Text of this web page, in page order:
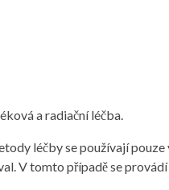
a radiační léčba.
léčby se používají pouze
V tomto případě se